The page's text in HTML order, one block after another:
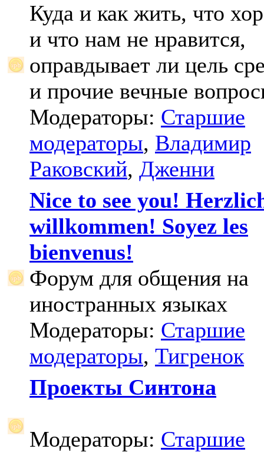
Куда и как жить, что
и что нам не нравится,
оправдывает ли цель
и прочие вечные
Модераторы: Старшие
модераторы, Владимир
Раковский, Дженни
Nice to see you!
willkommen! Soyez les
bienvenus!
Форум для общения на
иностранных языках
Модераторы: Старшие
модераторы, Тигренок
Проекты Синтона
Модераторы: Старшие